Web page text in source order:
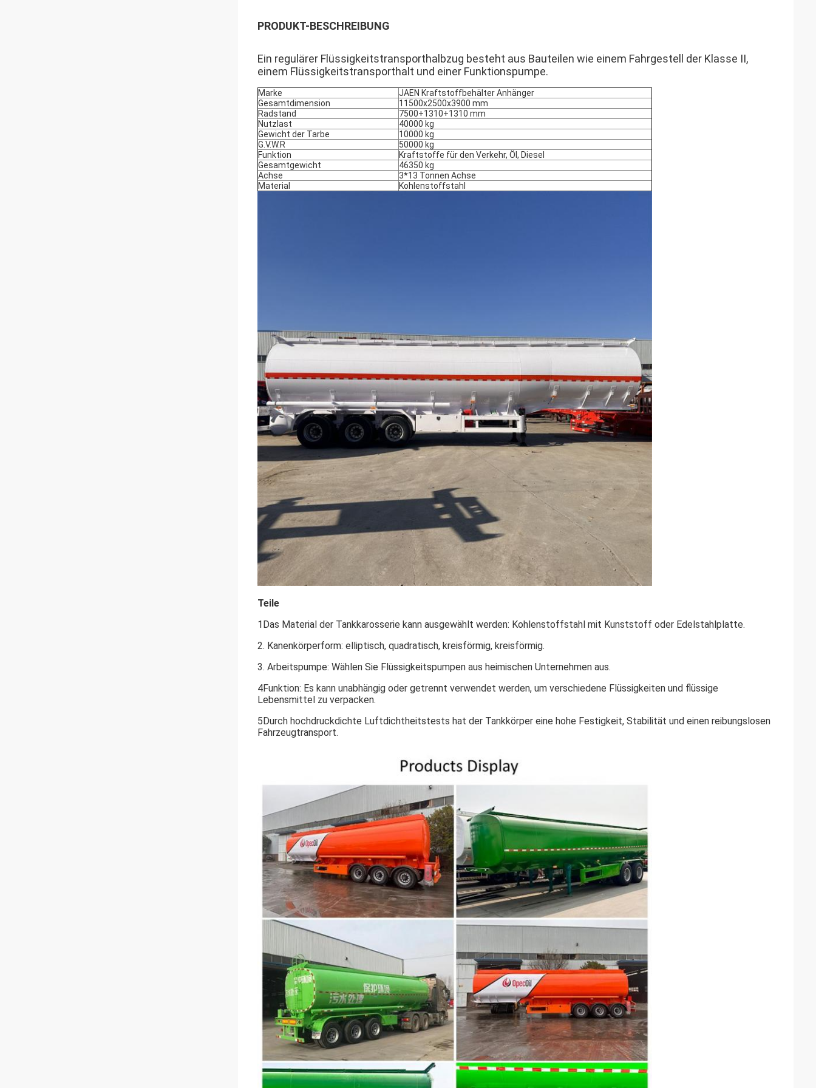
PRODUKT-BESCHREIBUNG
Ein regulärer Flüssigkeitstransporthalbzug besteht aus Bauteilen wie einem Fahrgestell der Klasse II,
einem Flüssigkeitstransporthalt und einer Funktionspumpe.
Marke
JAEN Kraftstoffbehälter Anhänger
Gesamtdimension
11500x2500x3900 mm
Radstand
7500+1310+1310 mm
Nutzlast
40000 kg
Gewicht der Tarbe
10000 kg
G.V.W.R
50000 kg
Funktion
Kraftstoffe für den Verkehr, Öl, Diesel
Gesamtgewicht
46350 kg
Achse
3*13 Tonnen Achse
Material
Kohlenstoffstahl
Teile
1Das Material der Tankkarosserie kann ausgewählt werden: Kohlenstoffstahl mit Kunststoff oder Edelstahlplatte.
2. Kanenkörperform: elliptisch, quadratisch, kreisförmig, kreisförmig.
3. Arbeitspumpe: Wählen Sie Flüssigkeitspumpen aus heimischen Unternehmen aus.
4Funktion: Es kann unabhängig oder getrennt verwendet werden, um verschiedene Flüssigkeiten und flüssige
Lebensmittel zu verpacken.
5Durch hochdruckdichte Luftdichtheitstests hat der Tankkörper eine hohe Festigkeit, Stabilität und einen reibungslosen
Fahrzeugtransport.